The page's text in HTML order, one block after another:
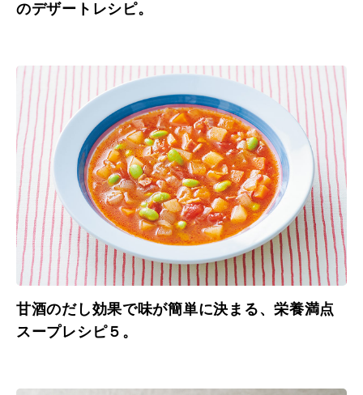
のデザートレシピ。
甘酒のだし効果で味が簡単に決まる、栄養満点
スープレシピ５。